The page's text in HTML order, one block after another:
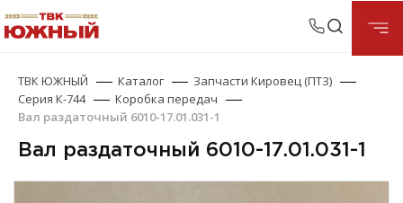
ТВК ЮЖНЫЙ Каталог
Запчасти Кировец (ПТЗ)
Серия К-744
Коробка передач
Вал раздаточный 6010-17.01.031-1
Вал раздаточный 6010-17.01.031-1